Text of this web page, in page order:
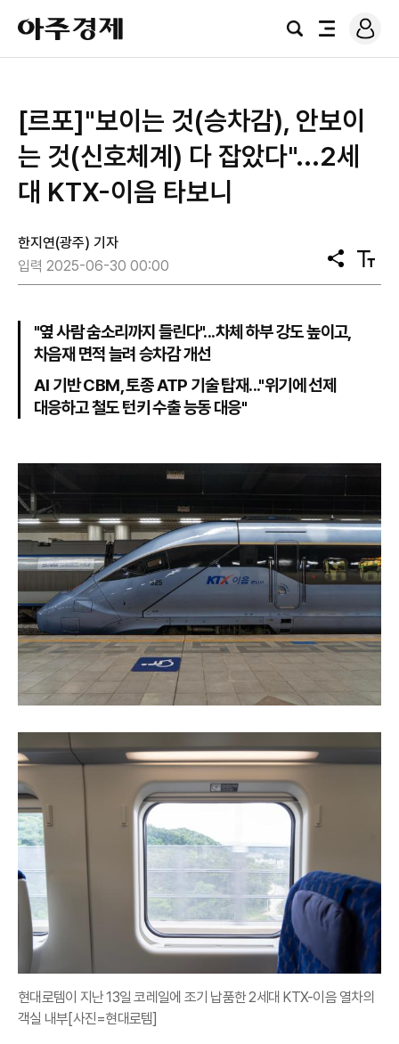
아
주
경
검
전
로
그
[르포]"보이는 것(승차감), 안보이
는 것(신호체계) 다 잡았다"...2세
대 KTX-이음 타보니
한지연(광주) 기자
입력 2025-06-30 00:00
공
유
텍
스
"옆 사람 숨소리까지 들린다"...차체 하부 강도 높이고,
차음재 면적 늘려 승차감 개선
AI 기반 CBM, 토종 ATP 기술 탑재..."위기에 선제
대응하고 철도 턴키 수출 능동 대응"
현대로템이 지난 13일 코레일에 조기 납품한 2세대 KTX-이음 열차의
객실 내부[사진=현대로템]